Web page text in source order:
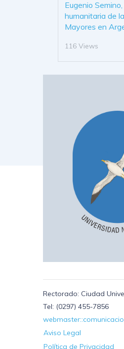
Eugenio
humanitaria de
Mayores en
116 Views
Rectorado: Ciudad
Tel: (0297) 455-7856
Aviso Legal
Política de Privacidad